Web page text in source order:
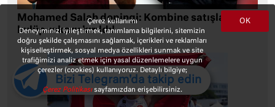
Mohamed Salah dopingi: Kombine satışlarında
kulüp rekoru kırıldı!
OK
Çerez kullanımı
Deneyiminizi iyileştirmek, tanımlama bilgilerini, sitemizin
doğru şekilde çalışmasını sağlamak, içerikleri ve reklamları
kişiselleştirmek, sosyal medya özellikleri sunmak ve site
trafiğimizi analiz etmek için yasal düzenlemelere uygun
çerezler (cookies) kullanıyoruz. Detaylı bilgiye;
Çerez Politikasısayfamızdan erişebilirsiniz.
Bizi Telegram'da takip edin